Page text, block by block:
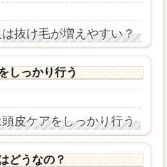
抜け毛が増えやすい？
しっかり行う
皮ケアをしっかり行う
どうなの？